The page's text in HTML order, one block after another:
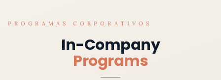
PROGRAMAS CORPORATIVOS
In-Company
Programs